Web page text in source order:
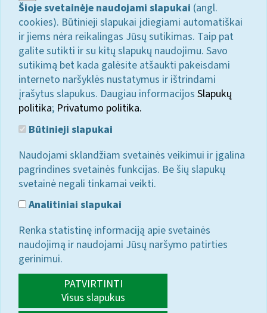
Šioje svetainėje naudojami slapukai (angl.
cookies). Būtinieji slapukai įdiegiami automatiškai
ir jiems nėra reikalingas Jūsų sutikimas. Taip pat
galite sutikti ir su kitų slapukų naudojimu. Savo
sutikimą bet kada galėsite atšaukti pakeisdami
interneto naršyklės nustatymus ir ištrindami
įrašytus slapukus. Daugiau informacijos Slapukų
politika; Privatumo politika.
Būtinieji slapukai
Naudojami sklandžiam svetainės veikimui ir įgalina
pagrindines svetainės funkcijas. Be šių slapukų
svetainė negali tinkamai veikti.
Analitiniai slapukai
Renka statistinę informaciją apie svetainės
naudojimą ir naudojami Jūsų naršymo patirties
gerinimui.
PATVIRTINTI
Visus slapukus